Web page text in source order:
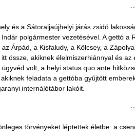
és a Sátoraljaújhelyi járás zsidó
polgármester vezetésével. A gettó
Árpád, a Kisfaludy, a Kölcsey, a
össze, akiknek élelmiszerhiánnyal és
volt, a helyi status quo ante
feladata a gettóba gyűjtött
internálótábor lakóit.
törvényeket léptettek életbe: a